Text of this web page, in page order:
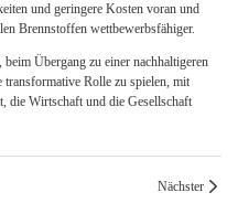
und geringere Kosten voran und
Brennstoffen wettbewerbsfähiger.
Übergang zu einer nachhaltigeren
Rolle zu spielen, mit
die Wirtschaft und die Gesellschaft
Nächster